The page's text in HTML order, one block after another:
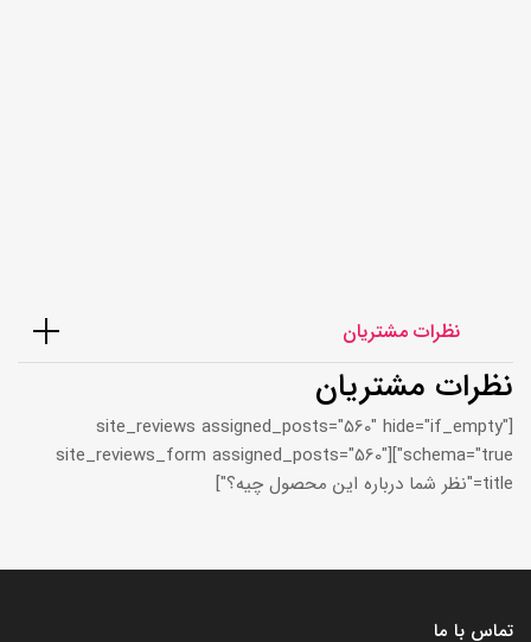
نظرات مشتریان
نظرات مشتریان
[site_reviews assigned_posts="560" hide="if_empty"
schema="true"][site_reviews_form assigned_posts="560"
title="نظر شما درباره این محصول چیه؟"]
تماس با ما